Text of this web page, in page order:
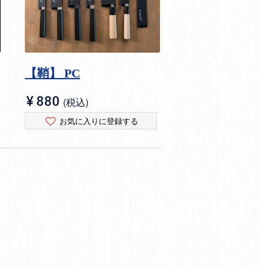
【鞘】 PC
¥ 880 税込
お気に入りに登録する